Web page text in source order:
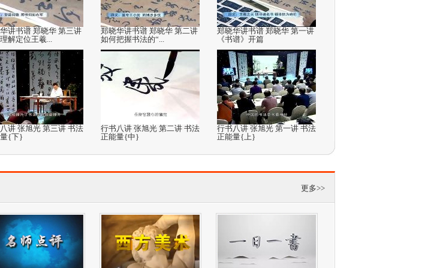
讲书谱 郑晓华 第三讲
解定位王羲...
郑晓华讲书谱 郑晓华 第二讲
如何把握书法的“...
郑晓华讲书谱 郑晓华 第一讲
《书谱》开篇
讲 张旭光 第三讲 书法
{下}
行书八讲 张旭光 第二讲 书法
正能量{中}
行书八讲 张旭光 第一讲 书法
正能量{上}
更多>>